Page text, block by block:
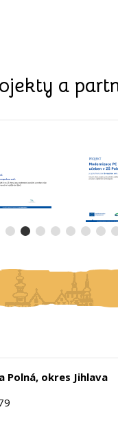
a
Polná, okres Jihlava